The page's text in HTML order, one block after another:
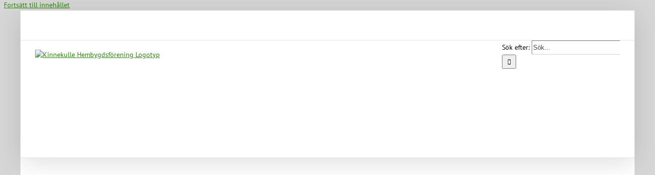
Fortsätt till innehållet
Sök efter: